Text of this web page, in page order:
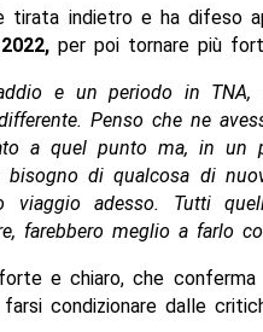
indietro e ha difeso
2022,per poi tornare più
e un periodo in
Penso che ne
a quel punto ma, in un
bisogno di qualcosa di
viaggio adesso. Tutti
farebbero meglio a farlo
e chiaro, che conferma
condizionare dalle